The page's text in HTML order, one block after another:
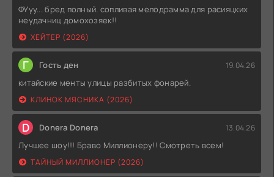
ФУуу... бред полный. сопливая мелодрамма для расияцких
неудачниц домохозяек!!
ХЕЙТЕР (2026)
Г Гость ден 19.04.26
китайские менты улицы разбитых фонарей.
КЛИНОК МЯСНИКА (2026)
D Donera Donera 13.04.26
Лучшее шоу!!! Браво Миллионеру!! Смотреть всем!
ТАЙНЫЙ МИЛЛИОНЕР (2026)